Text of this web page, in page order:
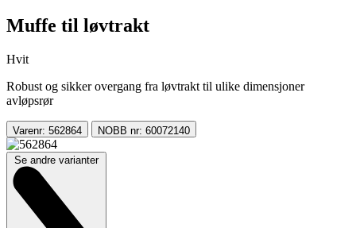
Muffe til løvtrakt
Hvit
Robust og sikker overgang fra løvtrakt til ulike dimensjoner
avløpsrør
Varenr: 562864 NOBB nr: 60072140
Se andre varianter